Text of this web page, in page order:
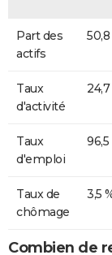
Part des
actifs
50,8
Taux
d'activité
24,7
Taux
d'emploi
96,5
Taux de
chômage
3,5
Combien de